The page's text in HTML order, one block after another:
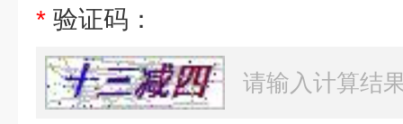
* 验证码：